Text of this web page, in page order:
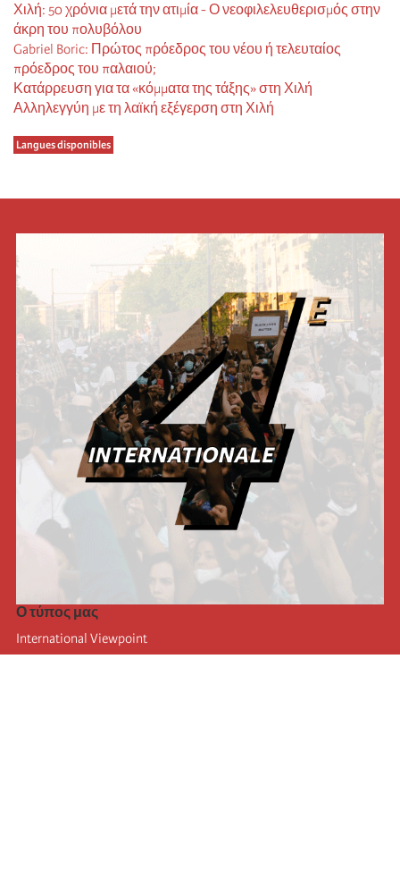
Χιλή: 50 χρόνια μετά την ατιμία - Ο νεοφιλελευθερισμός στην
άκρη του πολυβόλου
Gabriel Boric: Πρώτος πρόεδρος του νέου ή τελευταίος
πρόεδρος του παλαιού;
Κατάρρευση για τα «κόμματα της τάξης» στη Χιλή
Αλληλεγγύη με τη λαϊκή εξέγερση στη Χιλή
Langues disponibles
Ο τύπος μας
International Viewpoint